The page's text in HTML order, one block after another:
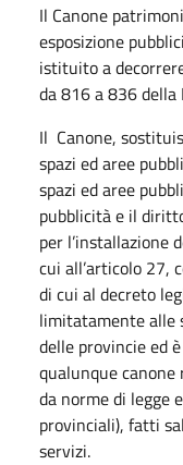
Il Canone
esposizione
istituito a
da 816 a 836 della
Il Canone,
spazi ed aree
spazi ed aree
pubblicità e il
per l’installazione
cui all’articolo 27,
di cui al decreto
limitatamente alle
delle provincie ed
qualunque
da norme di legge
provinciali), fatti
servizi.